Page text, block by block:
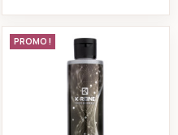
sans sulfate hydratant nutritif
k-reine Silver
PROMO !